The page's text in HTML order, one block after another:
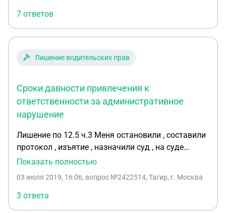
постоянно нарушает срок рассмотрения граждан.
Сегодня я получил определение от прокуратуры.
Прилагается файл. Как и куда можно обжаловать
определение? Считаю, что прокуратура в сговоре
с Роспотребнадзором и они в не интересах
7 ответов
Лишение водительских прав
Сроки давности привлечения к
ответственности за административное
нарушение
Лишение по 12.5 ч.3 Меня остановили , составили
протокол , изъятие , назначили суд , на суде
мировой судья лишила меня прав на 6 мес. , но в
вступило в силу , я подал аппеляционную жалобу ,
и вот прошло почти полгода и они прислали
повестку в суд на 31 число . Вопрос заключается
Показать полностью
03 июля 2019, 16:06, вопрос №2422514, Тагир, г. Москва
3 ответа